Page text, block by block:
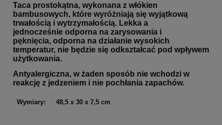
Taca prostokątna, wykonana z włókien
bambusowych, które wyróżniają się wyjątkową
trwałością i wytrzymałością. Lekka a
jednocześnie odporna na zarysowania i
pęknięcia, odporna na działanie wysokich
temperatur, nie będzie się odkształcać pod wpływem
użytkowania.
Antyalergiczna, w żaden sposób nie wchodzi w
reakcję z jedzeniem i nie pochłania zapachów.
Wymiary: 48,5 x 30 x 7,5 cm